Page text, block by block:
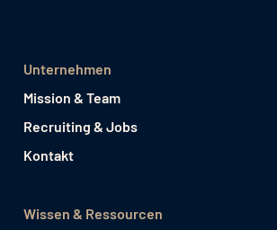
Unternehmen
Mission & Team
Recruiting & Jobs
Kontakt
Wissen & Ressourcen